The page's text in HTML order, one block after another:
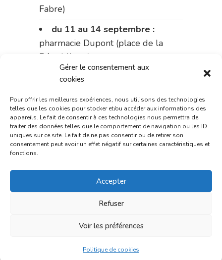
Gérer le consentement aux
cookies
Pour offrir les meilleures expériences, nous utilisons des technologies
telles que les cookies pour stocker et/ou accéder aux informations des
appareils. Le fait de consentir à ces technologies nous permettra de
traiter des données telles que le comportement de navigation ou les ID
uniques sur ce site. Le fait de ne pas consentir ou de retirer son
consentement peut avoir un effet négatif sur certaines caractéristiques et
fonctions.
Accepter
Refuser
Voir les préférences
Politique de cookies
Fabre)
du 11 au 14 septembre :
pharmacie Dupont (place de la
République)
Le 14 septembre :
du 14 au 18 septembre :
pharmacie Palobart (Laguépie)
du 18 au 25 septembre :
du 25 au 28 septembre :
pharmacie du marché (2 allées
Aristide Briand)
Du 28 septembre au 1er
Dumas (La Fouillade)